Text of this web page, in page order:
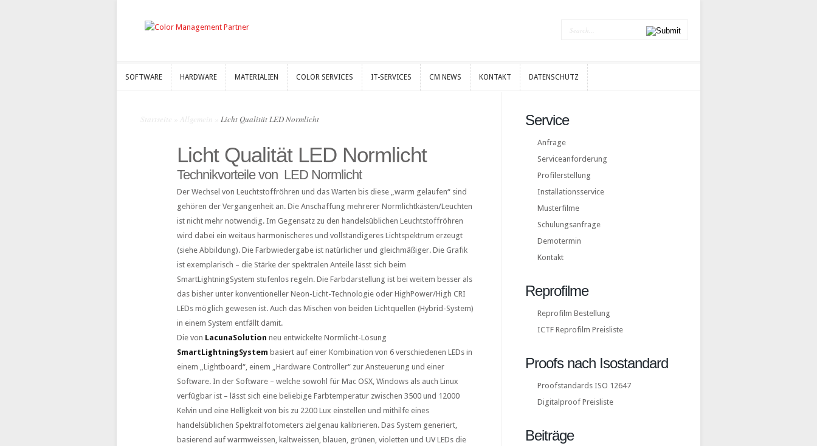
SOFTWARE HARDWARE MATERIALIEN COLOR SERVICES IT-SERVICES CM NEWS KONTAKT DATENSCHUTZ
Startseite Allgemein Licht Qualität LED Normlicht
Licht Qualität LED Normlicht
Technikvorteile von LED Normlicht
Der Wechsel von Leuchtstoffröhren und das Warten bis diese „warm gelaufen“ sind
gehören der Vergangenheit an. Die Anschaffung mehrerer Normlichtkästen/Leuchten
ist nicht mehr notwendig. Im Gegensatz zu den handelsüblichen Leuchtstoffröhren
wird dabei ein weitaus harmonischeres und vollständigeres Lichtspektrum erzeugt
(siehe Abbildung). Die Farbwiedergabe ist natürlicher und gleichmäßiger. Die Grafik
ist exemplarisch – die Stärke der spektralen Anteile lässt sich beim
SmartLightningSystem stufenlos regeln. Die Farbdarstellung ist bei weitem besser als
das bisher unter konventioneller Neon-Licht-Technologie oder HighPower/High CRI
LEDs möglich gewesen ist. Auch das Mischen von beiden Lichtquellen (Hybrid-System)
in einem System entfällt damit.
Die von LacunaSolution neu entwickelte Normlicht-Lösung
SmartLightningSystem basiert auf einer Kombination von 6 verschiedenen LEDs in
einem „Lightboard“, einem „Hardware Controller“ zur Ansteuerung und einer
Software. In der Software – welche sowohl für Mac OSX, Windows als auch Linux
verfügbar ist – lässt sich eine beliebige Farbtemperatur zwischen 3500 und 12000
Kelvin und eine Helligkeit von bis zu 2200 Lux einstellen und mithilfe eines
handelsüblichen Spektralfotometers zielgenau kalibrieren. Das System generiert,
basierend auf warmweissen, kaltweissen, blauen, grünen, violetten und UV LEDs die
Service
Anfrage
Serviceanforderung
Profilerstellung
Installationsservice
Musterfilme
Schulungsanfrage
Demotermin
Kontakt
Reprofilme
Reprofilm Bestellung
ICTF Reprofilm Preisliste
Proofs nach Isostandard
Proofstandards ISO 12647
Digitalproof Preisliste
Beiträge